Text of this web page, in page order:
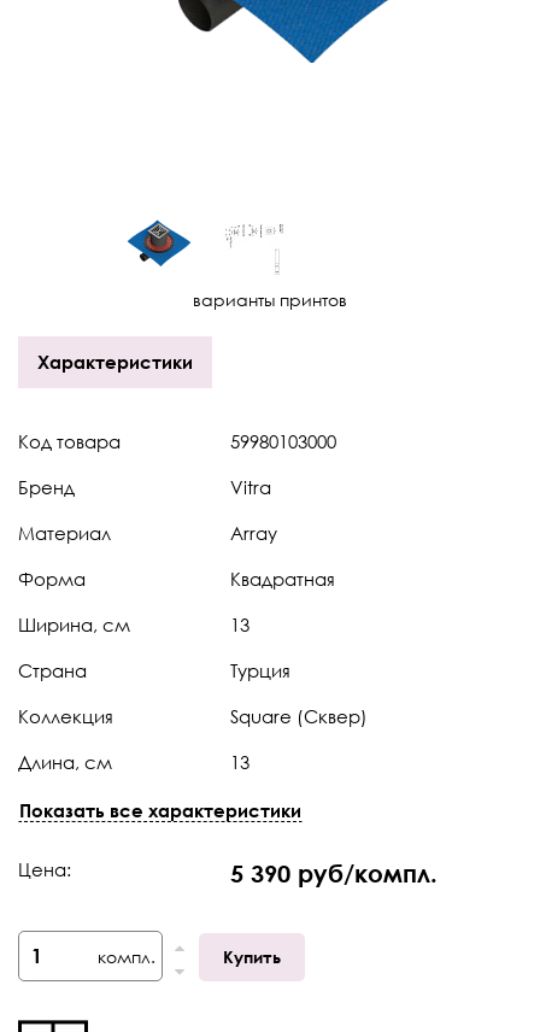
варианты принтов
Характеристики
Код товара 59980103000
Бренд Vitra
Материал Array
Форма Квадратная
Ширина, см 13
Страна Турция
Коллекция Square (Сквер)
Длина, см 13
Цвет профиля Хром матовый
Показать все характеристики
Цена: 5 390 руб/компл.
компл. Купить